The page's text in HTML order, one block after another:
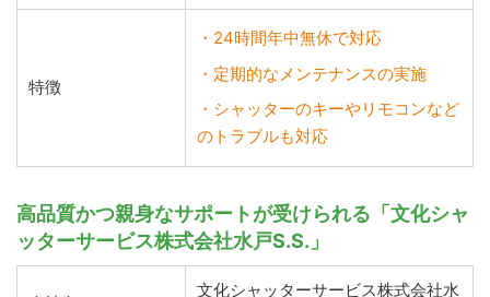
特徴
・24時間年中無休で対応
・定期的なメンテナンスの実施
・シャッターのキーやリモコンなど
のトラブルも対応
高品質かつ親身なサポートが受けられる「文化シャ
ッターサービス株式会社水戸S.S.」
文化シャッターサービス株式会社水